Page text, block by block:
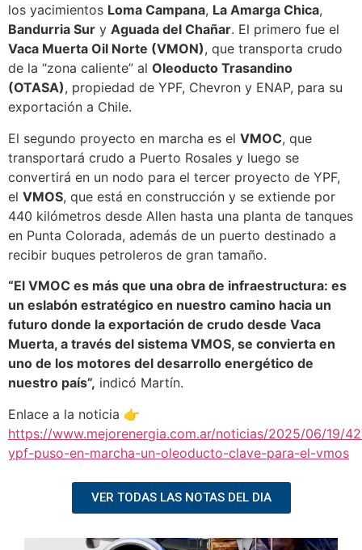
los yacimientos Loma Campana, La Amarga Chica,
Bandurria Sur y Aguada del Chañar. El primero fue el
Vaca Muerta Oil Norte (VMON), que transporta crudo
de la “zona caliente” al Oleoducto Trasandino
(OTASA), propiedad de YPF, Chevron y ENAP, para su
exportación a Chile.
El segundo proyecto en marcha es el VMOC, que
transportará crudo a Puerto Rosales y luego se
convertirá en un nodo para el tercer proyecto de YPF,
el VMOS, que está en construcción y se extiende por
440 kilómetros desde Allen hasta una planta de tanques
en Punta Colorada, además de un puerto destinado a
recibir buques petroleros de gran tamaño.
“El VMOC es más que una obra de infraestructura: es
un eslabón estratégico en nuestro camino hacia un
futuro donde la exportación de crudo desde Vaca
Muerta, a través del sistema VMOS, se convierta en
uno de los motores del desarrollo energético de
nuestro país”, indicó Martín.
Enlace a la noticia 👉
https://www.mejorenergia.com.ar/noticias/2025/06/19/
ypf-puso-en-marcha-un-oleoducto-clave-para-el-vmos
VER TODAS LAS NOTAS DEL DIA